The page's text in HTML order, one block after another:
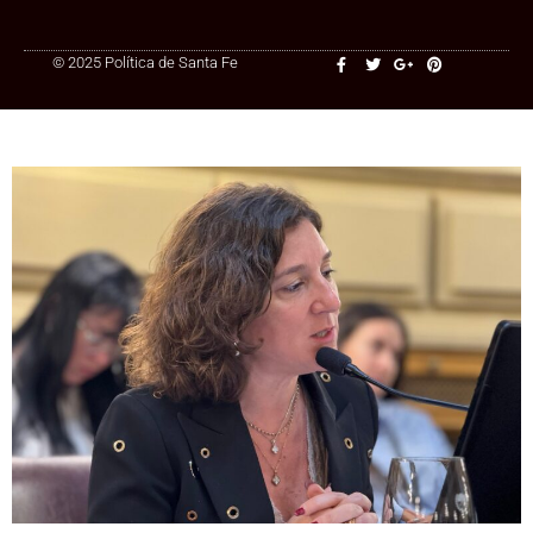
© 2025 Política de Santa Fe